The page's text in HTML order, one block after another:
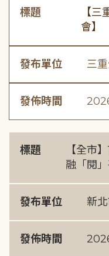
標題
【
會】
發布單位 三
發佈時間
標題
【全市
融「閱
發布單位 新
發佈時間